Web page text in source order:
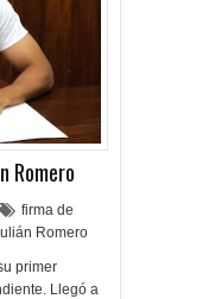
Romero
firma de
Romero
primer
Llegó a